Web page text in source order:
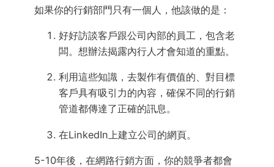
如果你的行銷部門只有一個人，他該做的是：
好好訪談客戶跟公司內部的員工，包含老
闆。想辦法揭露內行人才會知道的重點。
利用這些知識，去製作有價值的、對目標
客戶具有吸引力的內容，確保不同的行銷
管道都傳達了正確的訊息。
在LinkedIn上建立公司的網頁。
5-10年後，在網路行銷方面，你的競爭者都會